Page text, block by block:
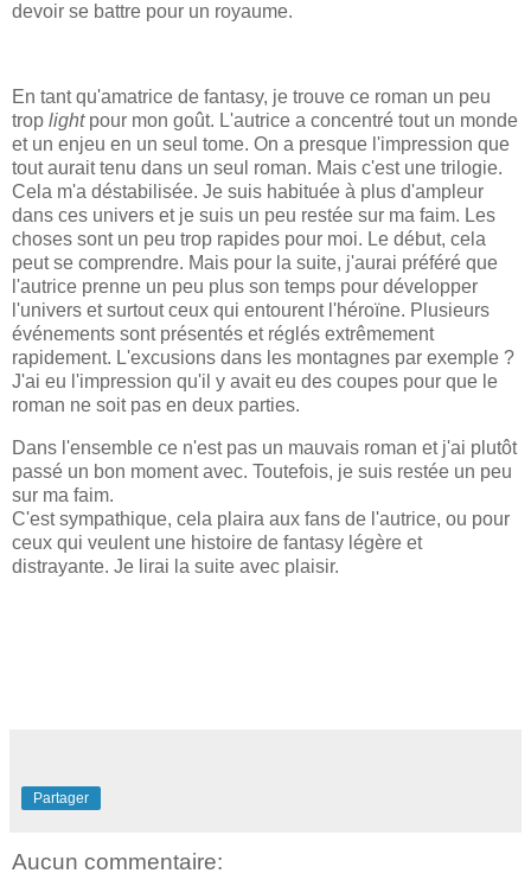
devoir se battre pour un royaume.
En tant qu'amatrice de fantasy, je trouve ce roman un peu
trop lightpour mon goût. L'autrice a concentré tout un monde
et un enjeu en un seul tome. On a presque l'impression que
tout aurait tenu dans un seul roman. Mais c'est une trilogie.
Cela m'a déstabilisée. Je suis habituée à plus d'ampleur
dans ces univers et je suis un peu restée sur ma faim. Les
choses sont un peu trop rapides pour moi. Le début, cela
peut se comprendre. Mais pour la suite, j'aurai préféré que
l'autrice prenne un peu plus son temps pour développer
l'univers et surtout ceux qui entourent l'héroïne. Plusieurs
événements sont présentés et réglés extrêmement
rapidement. L'excusions dans les montagnes par exemple ?
J'ai eu l'impression qu'il y avait eu des coupes pour que le
roman ne soit pas en deux parties.
Dans l'ensemble ce n'est pas un mauvais roman et j'ai plutôt
passé un bon moment avec. Toutefois, je suis restée un peu
sur ma faim.
C'est sympathique, cela plaira aux fans de l'autrice, ou pour
ceux qui veulent une histoire de fantasy légère et
distrayante. Je lirai la suite avec plaisir.
Partager
Aucun commentaire: